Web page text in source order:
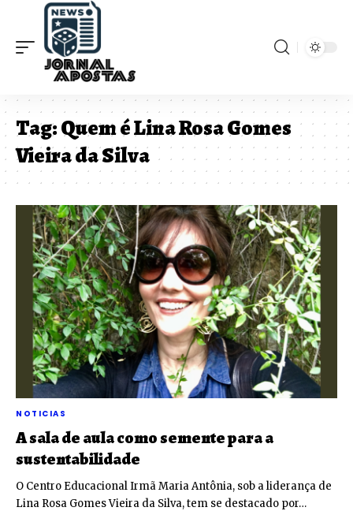
Tag:Quem é Lina Rosa Gomes
Vieira da Silva
NOTICIAS
A sala de aula como semente para a
sustentabilidade
O Centro Educacional Irmã Maria Antônia, sob a liderança de
Lina Rosa Gomes Vieira da Silva, tem se destacado por…